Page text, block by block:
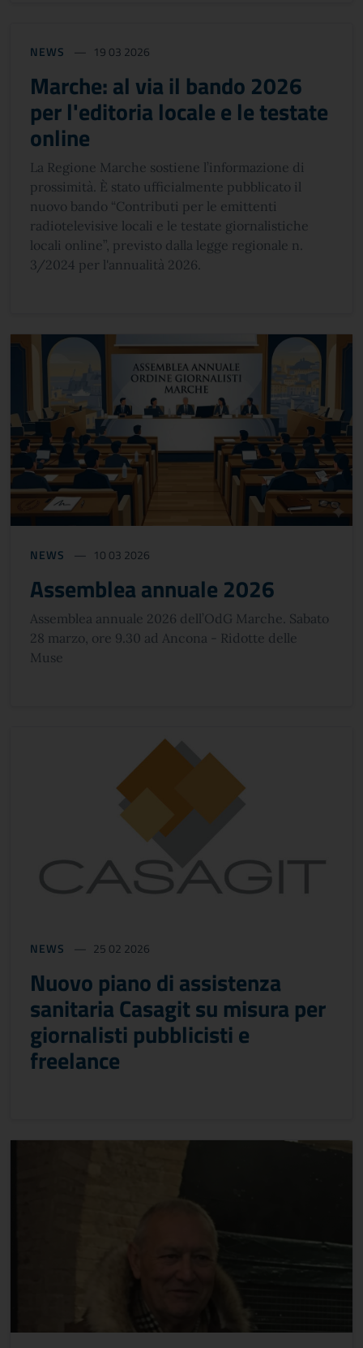
NEWS 19 03 2026
Marche: al via il bando 2026
per l'editoria locale e le testate
online
La Regione Marche sostiene l’informazione di
prossimità. È stato ufficialmente pubblicato il
nuovo bando “Contributi per le emittenti
radiotelevisive locali e le testate giornalistiche
locali online”, previsto dalla legge regionale n.
3/2024 per l'annualità 2026.
NEWS 10 03 2026
Assemblea annuale 2026
Assemblea annuale 2026 dell’OdG Marche. Sabato
28 marzo, ore 9.30 ad Ancona - Ridotte delle
Muse
NEWS 25 02 2026
Nuovo piano di assistenza
sanitaria Casagit su misura per
giornalisti pubblicisti e
freelance